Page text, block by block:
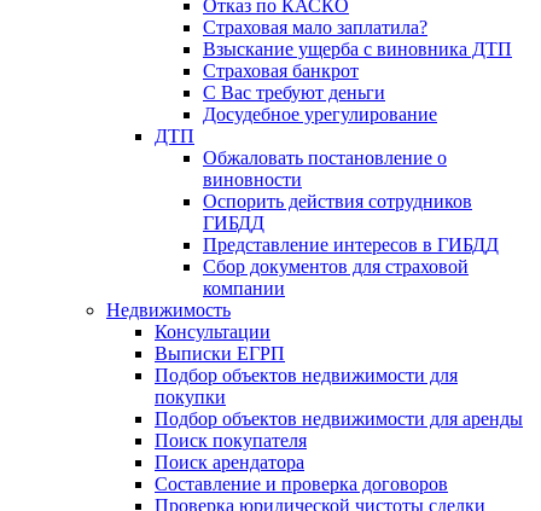
Отказ по КАСКО
Страховая мало заплатила?
Взыскание ущерба с виновника ДТП
Страховая банкрот
С Вас требуют деньги
Досудебное урегулирование
ДТП
Обжаловать постановление о
виновности
Оспорить действия сотрудников
ГИБДД
Представление интересов в ГИБДД
Сбор документов для страховой
компании
Недвижимость
Консультации
Выписки ЕГРП
Подбор объектов недвижимости для
покупки
Подбор объектов недвижимости для аренды
Поиск покупателя
Поиск арендатора
Составление и проверка договоров
Проверка юридической чистоты сделки